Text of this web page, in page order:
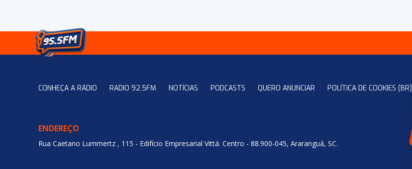
CONHEÇA A RÁDIO RADIO 92.5FM NOTÍCIAS PODCASTS QUERO ANUNCIAR POLÍTICA DE COOKIES (BR)
ENDEREÇO
Rua Caetano Lummertz , 115 - Edifício Empresarial Vittá. Centro - 88.900-045, Araranguá, SC.